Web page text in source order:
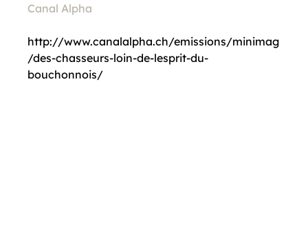
Canal Alpha
http://www.canalalpha.ch/emissions/minimag
/des-chasseurs-loin-de-lesprit-du-
bouchonnois/